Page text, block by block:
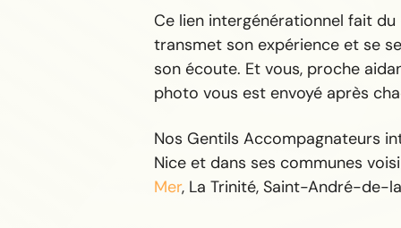
Ce lien intergénérationnel fait
transmet son expérience et se
son écoute. Et vous, proche
photo vous est envoyé après
Nos Gentils Accompagnateurs
Nice et dans ses communes
Mer, La Trinité, Saint-André-de-